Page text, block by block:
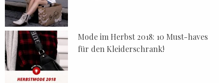
Mode im Herbst 2018: 10 Must-haves
für den Kleiderschrank!